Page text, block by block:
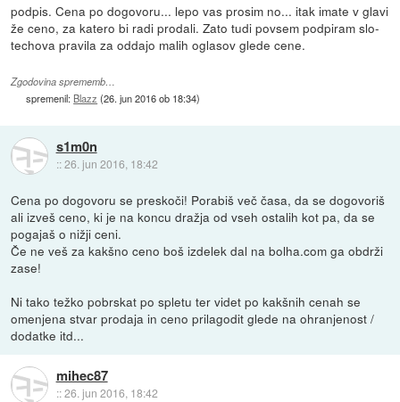
podpis. Cena po dogovoru... lepo vas prosim no... itak imate v glavi
že ceno, za katero bi radi prodali. Zato tudi povsem podpiram slo-
techova pravila za oddajo malih oglasov glede cene.
Zgodovina sprememb…
spremenil: Blazz (26. jun 2016 ob 18:34)
s1m0n
::26. jun 2016, 18:42
Cena po dogovoru se preskoči! Porabiš več časa, da se dogovoriš
ali izveš ceno, ki je na koncu dražja od vseh ostalih kot pa, da se
pogajaš o nižji ceni.
Če ne veš za kakšno ceno boš izdelek dal na bolha.com ga obdrži
zase!
Ni tako težko pobrskat po spletu ter videt po kakšnih cenah se
omenjena stvar prodaja in ceno prilagodit glede na ohranjenost /
dodatke itd...
mihec87
::26. jun 2016, 18:42